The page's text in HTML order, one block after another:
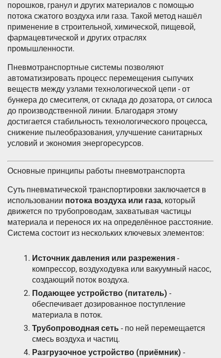
порошков, гранул и других материалов с помощью
потока сжатого воздуха или газа. Такой метод нашёл
применение в строительной, химической, пищевой,
фармацевтической и других отраслях
промышленности.
Пневмотранспортные системы позволяют
автоматизировать процесс перемещения сыпучих
веществ между узлами технологической цепи - от
бункера до смесителя, от склада до дозатора, от силоса
до производственной линии. Благодаря этому
достигается стабильность технологического процесса,
снижение пылеобразования, улучшение санитарных
условий и экономия энергоресурсов.
Основные принципы работы пневмотранспорта
Суть пневматической транспортировки заключается в
использовании потока воздуха или газа, который
движется по трубопроводам, захватывая частицы
материала и перенося их на определённое расстояние.
Система состоит из нескольких ключевых элементов:
Источник давления или разрежения -
компрессор, воздуходувка или вакуумный насос,
создающий поток воздуха.
Подающее устройство (питатель) -
обеспечивает дозированное поступление
материала в поток.
Трубопроводная сеть - по ней перемещается
смесь воздуха и частиц.
Разгрузочное устройство (приёмник) -